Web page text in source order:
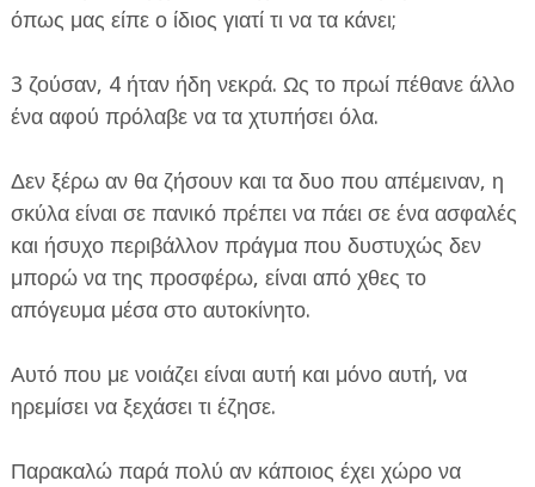
όπως μας είπε ο ίδιος γιατί τι να τα κάνει;
3 ζούσαν, 4 ήταν ήδη νεκρά. Ως το πρωί πέθανε άλλο
ένα αφού πρόλαβε να τα χτυπήσει όλα.
Δεν ξέρω αν θα ζήσουν και τα δυο που απέμειναν, η
σκύλα είναι σε πανικό πρέπει να πάει σε ένα ασφαλές
και ήσυχο περιβάλλον πράγμα που δυστυχώς δεν
μπορώ να της προσφέρω, είναι από χθες το
απόγευμα μέσα στο αυτοκίνητο.
Αυτό που με νοιάζει είναι αυτή και μόνο αυτή, να
ηρεμίσει να ξεχάσει τι έζησε.
Παρακαλώ παρά πολύ αν κάποιος έχει χώρο να